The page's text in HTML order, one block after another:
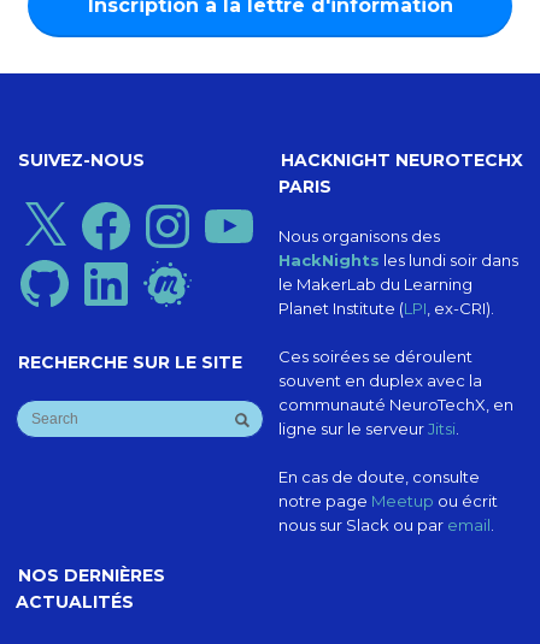
SUIVEZ-NOUS
X FacebookInstagram
GitHub LinkedIn Meetup
RECHERCHE SUR LE SITE
HACKNIGHT NEUROTECHX
PARIS
Nous organisons des
HackNights les lundi soir dans
le MakerLab du Learning
Planet Institute (LPI , ex-CRI).
Ces soirées se déroulent
souvent en duplex avec la
communauté NeuroTechX, en
ligne sur le serveurJitsi.
En cas de doute, consulte
notre page Meetup ou écrit
nous sur Slack ou par email
NOS DERNIÈRES
ACTUALITÉS